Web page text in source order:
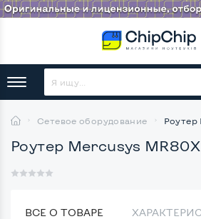
Сетевое оборудование Роутер
Роутер Mercusys MR80X
ВСЕ О ТОВАРЕ